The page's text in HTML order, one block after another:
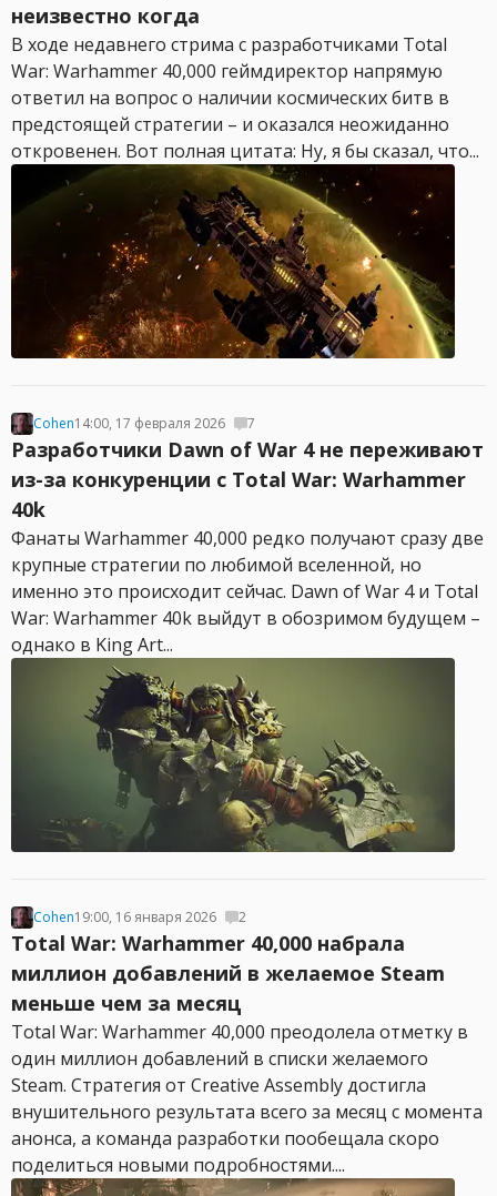
неизвестно когда
В ходе недавнего стрима с разработчиками Total
War: Warhammer 40,000 геймдиректор напрямую
ответил на вопрос о наличии космических битв в
предстоящей стратегии – и оказался неожиданно
откровенен. Вот полная цитата: Ну, я бы сказал, что...
Cohen14:00, 17 февраля 2026 7
Разработчики Dawn of War 4 не переживают
из-за конкуренции с Total War: Warhammer
40k
Фанаты Warhammer 40,000 редко получают сразу две
крупные стратегии по любимой вселенной, но
именно это происходит сейчас. Dawn of War 4 и Total
War: Warhammer 40k выйдут в обозримом будущем –
однако в King Art...
Cohen19:00, 16 января 2026 2
Total War: Warhammer 40,000 набрала
миллион добавлений в желаемое Steam
меньше чем за месяц
Total War: Warhammer 40,000 преодолела отметку в
один миллион добавлений в списки желаемого
Steam. Стратегия от Creative Assembly достигла
внушительного результата всего за месяц с момента
анонса, а команда разработки пообещала скоро
поделиться новыми подробностями....